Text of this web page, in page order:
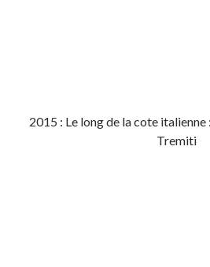
2015 : Le long de la cote italienne
Tremiti